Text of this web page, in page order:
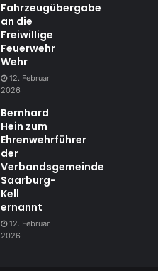
Fahrzeugübergabe
an die
Freiwillige
Feuerwehr
Wehr
12. Februar
2026
Bernhard
Hein zum
Ehrenwehrführer
der
Verbandsgemeinde
Saarburg-
Kell
ernannt
12. Februar
2026